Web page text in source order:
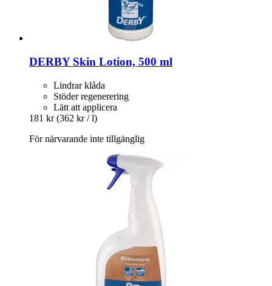
DERBYSkin Lotion, 500 ml
Lindrar klåda
Stöder regenerering
Lätt att applicera
181 kr (362 kr / l)
För närvarande inte tillgänglig